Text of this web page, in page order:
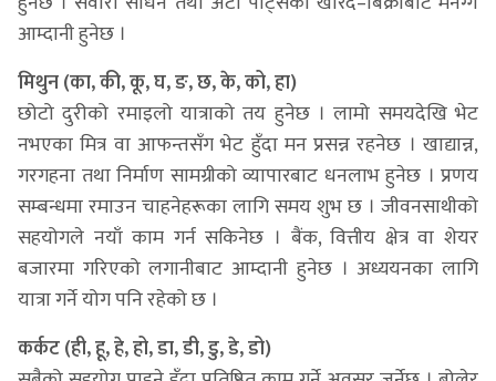
आम्दानी हुनेछ ।
मिथुन (का, की, कू, घ, ङ, छ, के, को, हा)
छोटो दुरीको रमाइलो यात्राको तय हुनेछ । लामो समयदेखि भेट
नभएका मित्र वा आफन्तसँग भेट हुँदा मन प्रसन्न रहनेछ । खाद्यान्न,
गरगहना तथा निर्माण सामग्रीको व्यापारबाट धनलाभ हुनेछ । प्रणय
सम्बन्धमा रमाउन चाहनेहरूका लागि समय शुभ छ । जीवनसाथीको
सहयोगले नयाँ काम गर्न सकिनेछ । बैंक, वित्तीय क्षेत्र वा शेयर
बजारमा गरिएको लगानीबाट आम्दानी हुनेछ । अध्ययनका लागि
यात्रा गर्ने योग पनि रहेको छ ।
कर्कट (ही, हू, हे, हो, डा, डी, डु, डे, डो)